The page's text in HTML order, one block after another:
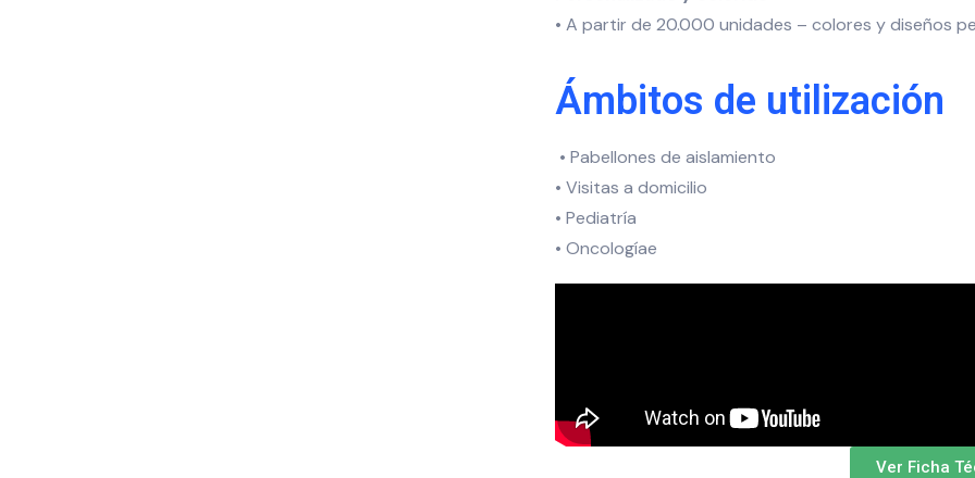
• A partir de 20.000 unidades – colores y diseños
Ámbitos de utilización
• Pabellones de aislamiento
• Visitas a domicilio
• Pediatría
• Oncologíae
Ver Ficha